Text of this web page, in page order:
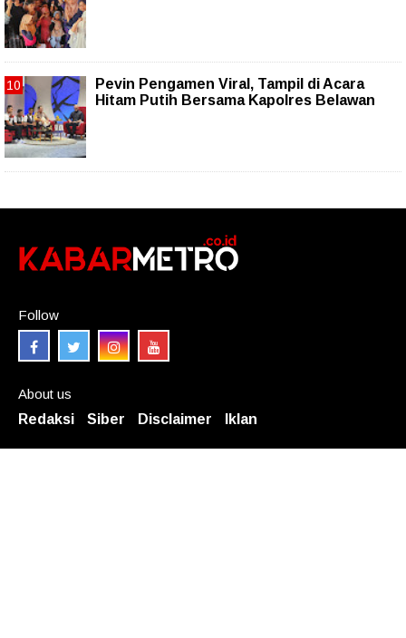
Pevin Pengamen Viral, Tampil di Acara
Hitam Putih Bersama Kapolres Belawan
Follow
About us
Redaksi
Siber Disclaimer Iklan